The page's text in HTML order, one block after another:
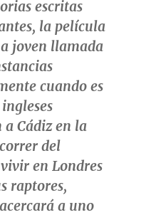
escritas
, la película
joven llamada
cuando es
Cádiz en la
del
en Londres
raptores,
a uno